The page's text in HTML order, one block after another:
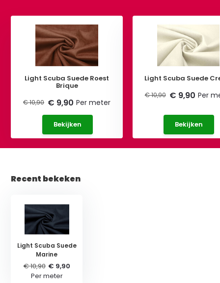
Light Scuba Suede Roest
Brique
€ 10,90 € 9,90 Per meter
Bekijken
Light Scuba Suede
€ 10,90 € 9,90 Per
Bekijken
Recent bekeken
Light Scuba Suede
Marine
€ 10,90 € 9,90
Per meter